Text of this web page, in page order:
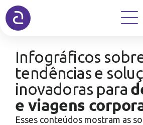
Infográficos
tendências e
inovadoras para
e viagens
Esses conteúdos mostram as